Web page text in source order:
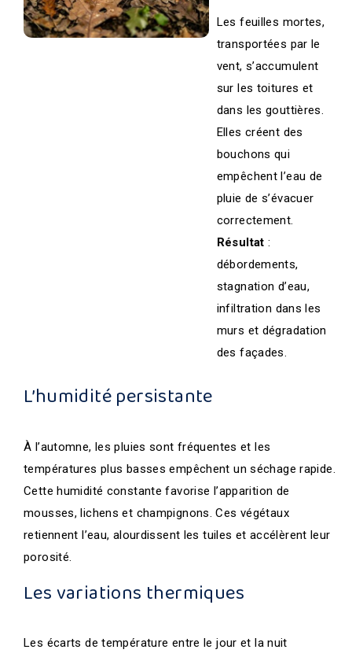
Les feuilles mortes,
transportées par le
vent, s’accumulent
sur les toitures et
dans les gouttières.
Elles créent des
bouchons qui
empêchent l’eau de
pluie de s’évacuer
correctement.
Résultat :
débordements,
stagnation d’eau,
infiltration dans les
murs et dégradation
des façades.
L’humidité persistante
À l’automne, les pluies sont fréquentes et les
températures plus basses empêchent un séchage rapide.
Cette humidité constante favorise l’apparition de
mousses, lichens et champignons. Ces végétaux
retiennent l’eau, alourdissent les tuiles et accélèrent leur
porosité.
Les variations thermiques
Les écarts de température entre le jour et la nuit